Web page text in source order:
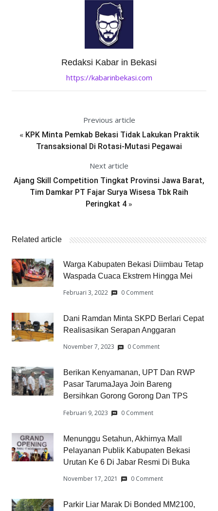
Redaksi Kabar in Bekasi
https://kabarinbekasi.com
Previous article
« KPK Minta Pemkab Bekasi Tidak Lakukan Praktik
Transaksional Di Rotasi-Mutasi Pegawai
Next article
Ajang Skill Competition Tingkat Provinsi Jawa Barat,
Tim Damkar PT Fajar Surya Wisesa Tbk Raih
Peringkat 4 »
Related article
Warga Kabupaten Bekasi Diimbau Tetap
Waspada Cuaca Ekstrem Hingga Mei
Februari 3, 2022 0 Comment
Dani Ramdan Minta SKPD Berlari Cepat
Realisasikan Serapan Anggaran
November 7, 2023 0 Comment
Berikan Kenyamanan, UPT Dan RWP
Pasar TarumaJaya Join Bareng
Bersihkan Gorong Gorong Dan TPS
Februari 9, 2023 0 Comment
Menunggu Setahun, Akhirnya Mall
Pelayanan Publik Kabupaten Bekasi
Urutan Ke 6 Di Jabar Resmi Di Buka
November 17, 2021 0 Comment
Parkir Liar Marak Di Bonded MM2100,